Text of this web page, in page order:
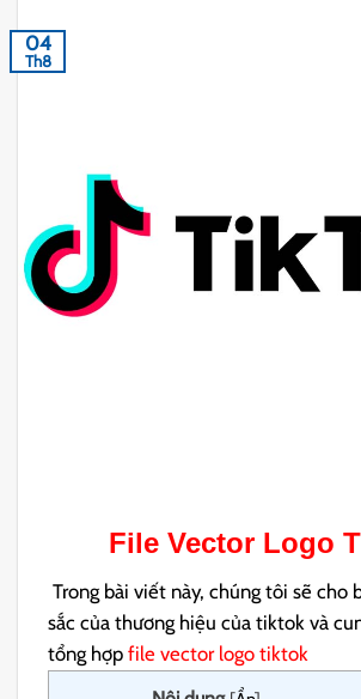
04
Th8
File Vector Logo
Trong bài viết này, chúng tôi sẽ cho
sắc của thương hiệu của tiktok và
tổng hợpfile vector logo tiktok